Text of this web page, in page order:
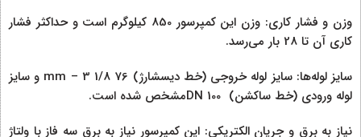
وزن و فشار کاری: وزن این کمپرسور 850 کیلوگرم است و حداکثر فشار
کاری آن تا 28 بار می‌رسد.
سایز لوله‌ها: سایز لوله خروجی (خط دیسشارژ) 76 mm – 3 1/8 و سایز
لوله ورودی (خط ساکشن) DN 100مشخص شده است.
نیاز به برق و جریان الکتریکی: این کمپرسور نیاز به برق سه فاز با ولتاژ